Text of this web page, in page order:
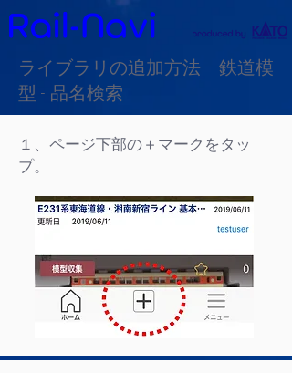
ライブラリの追加方法 鉄道模
型 - 品名検索
１、ページ下部の＋マークをタッ
プ。